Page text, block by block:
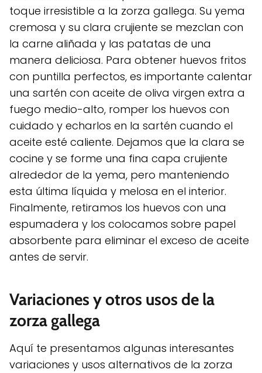
toque irresistible a la zorza gallega. Su yema
cremosa y su clara crujiente se mezclan con
la carne aliñada y las patatas de una
manera deliciosa. Para obtener huevos fritos
con puntilla perfectos, es importante calentar
una sartén con aceite de oliva virgen extra a
fuego medio-alto, romper los huevos con
cuidado y echarlos en la sartén cuando el
aceite esté caliente. Dejamos que la clara se
cocine y se forme una fina capa crujiente
alrededor de la yema, pero manteniendo
esta última líquida y melosa en el interior.
Finalmente, retiramos los huevos con una
espumadera y los colocamos sobre papel
absorbente para eliminar el exceso de aceite
antes de servir.
Variaciones y otros usos de la
zorza gallega
Aquí te presentamos algunas interesantes
variaciones y usos alternativos de la zorza